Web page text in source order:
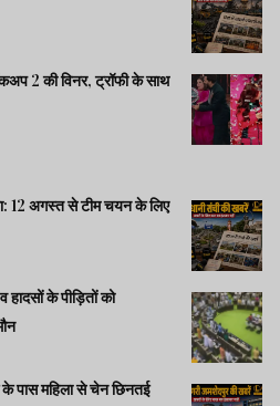
की विनर, ट्रॉफी के साथ
12 अगस्त से टीम चयन के लिए
के पीड़ितों को
पास महिला से चेन छिनतई